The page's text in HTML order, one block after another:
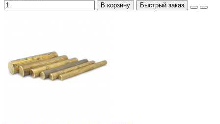
В корзину Быстрый заказ